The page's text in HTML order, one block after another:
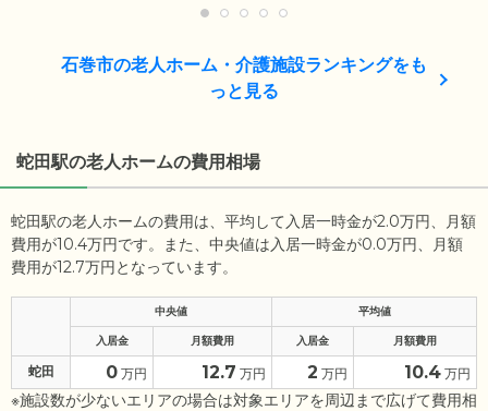
石巻市の老人ホーム・介護施設ランキングをも
っと見る
蛇田駅の老人ホームの費用相場
蛇田駅の老人ホームの費用は、平均して入居一時金が2.0万円、月額
費用が10.4万円です。また、中央値は入居一時金が0.0万円、月額
費用が12.7万円となっています。
中央値 平均値
入居金 月額費用 入居金 月額費用
蛇田 0 万円 12.7 万円 2 万円 10.4 万円
※施設数が少ないエリアの場合は対象エリアを周辺まで広げて費用相